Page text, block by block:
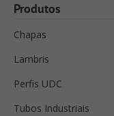
Produtos
Chapas
Lambris
Perfis UDC
Tubos Industriais